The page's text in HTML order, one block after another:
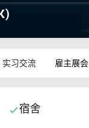
实习交流 雇主展会
done宿舍